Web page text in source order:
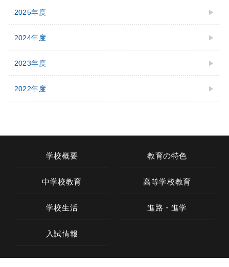
2025年度
2024年度
2023年度
2022年度
学校概要 教育の特色
中学校教育 高等学校教育
学校生活 進路・進学
入試情報